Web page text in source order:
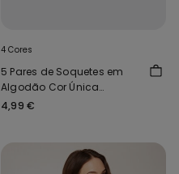
4 Cores
5 Pares de Soquetes em
Algodão Cor Única
Unissexo
4,99 €